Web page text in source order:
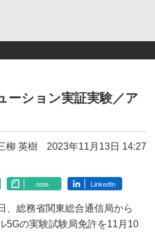
ーション実証実験／ア
柳 英樹 2023年11月13日 14:27
note LinkedIn
総務省関東総合通信局から
5Gの実験試験局免許を11月10